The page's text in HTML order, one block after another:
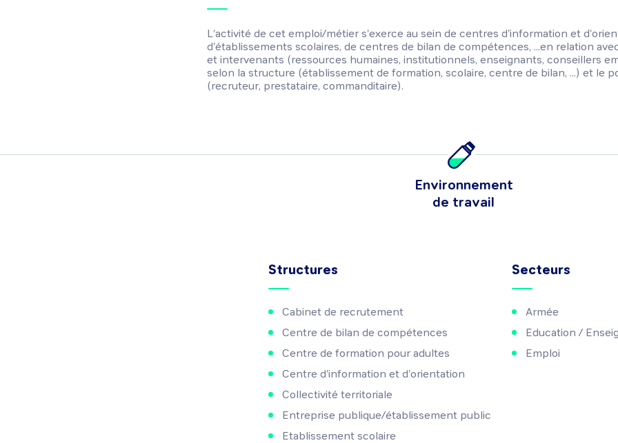
L'activité de cet emploi/métier s'exerce au sein de centres d'information et
d'établissements scolaires, de centres de bilan de compétences, ...en relation
et intervenants (ressources humaines, institutionnels, enseignants, conseillers
selon la structure (établissement de formation, scolaire, centre de bilan, ...) et le
(recruteur, prestataire, commanditaire).
Environnement
de travail
Structures
Cabinet de recrutement
Centre de bilan de compétences
Centre de formation pour adultes
Centre d'information et d'orientation
Collectivité territoriale
Entreprise publique/établissement public
Etablissement scolaire
Secteurs
Armée
Education /
Emploi